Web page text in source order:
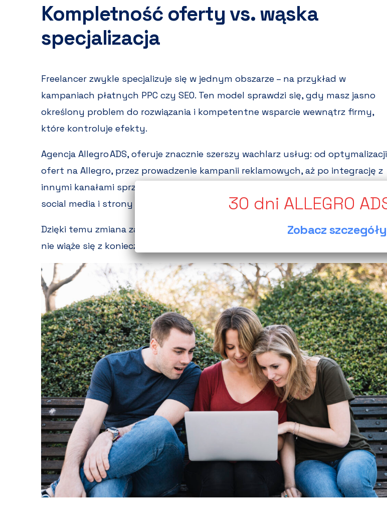
Kompletność oferty vs. wąska
specjalizacja
Freelancer zwykle specjalizuje się w jednym obszarze – na przykład w
kampaniach płatnych PPC czy SEO. Ten model sprawdzi się, gdy masz jasno
określony problem do rozwiązania i kompetentne wsparcie wewnątrz firmy,
które kontroluje efekty.
Agencja Allegro ADS, oferuje znacznie szerszy wachlarz usług: od optymalizacji
ofert na Allegro, przez prowadzenie kampanii reklamowych, aż po integrację z
innymi kanałami sprzedaży
social media i strony WWW.
Dzięki temu zmiana zakresu działań – np. z reklamy płatnej na rozbudowę SEO –
nie wiąże się z koniecznością poszukiwania kolejnego wykonawcy.
Zobacz szczegóły